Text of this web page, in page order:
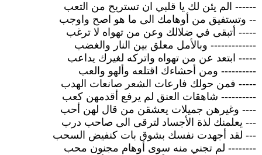
------ الم يئن لك يا قلبي ان تستريح من التعب
-- وتستفيق من أوهامك الى ما هو اصح واوجب
----- أتبقى في ضلالك وعن من تهواه لا ترغب
------------- وبالأمل معلق بين النار والغضب
----- ابتعد عن من تهواه واتركه لغيرك يداعب
---------- ومن أحشاءك اقتلعه وألهو والعب
----- فمن حولك فارعات الشعر صانعات الهدب
---------- شاهقات العنق لم يرفع أقدمهن كعب
---- وغيرهن جميلات يعشقن من قال لهن أحب
--- يعلمنك لذة الأجساد لترقى الى صاحب درب
--- لقد أجهدت نفسك بشوق بات كنفيض السحب
-------- لم تجني منه سوى أوهام مجنون محب